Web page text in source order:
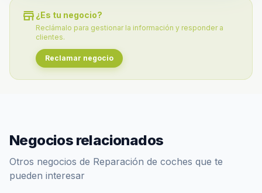
store ¿Es tu negocio?
Reclámalo para gestionar la información y responder a
clientes.
Reclamar negocio
Negocios relacionados
Otros negocios de Reparación de coches que te
pueden interesar